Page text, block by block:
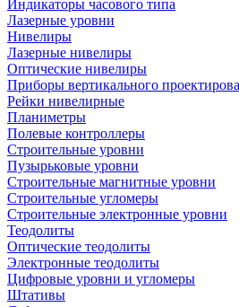
Индикаторы часового типа
Лазерные уровни
Нивелиры
Лазерные нивелиры
Оптические нивелиры
Приборы вертикального
Рейки нивелирные
Планиметры
Полевые контроллеры
Строительные уровни
Пузырьковые уровни
Строительные магнитные уровни
Строительные угломеры
Строительные электронные уровни
Теодолиты
Оптические теодолиты
Электронные теодолиты
Цифровые уровни и угломеры
Штативы